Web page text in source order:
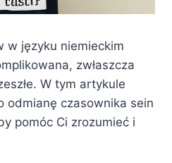
w języku niemieckim
zwłaszcza
W tym artykule
odmianę czasownika sein
pomóc Ci zrozumieć i